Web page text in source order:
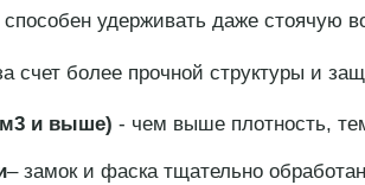
удерживать даже стоячую
счет более прочной структуры и
м3 и выше) - чем выше плотность,
– замок и фаска тщательно